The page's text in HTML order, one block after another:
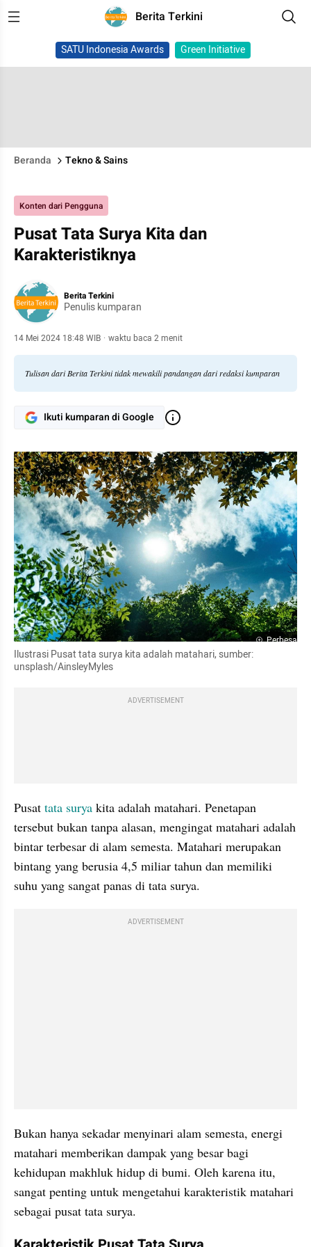
Berita Terkini
SATU Indonesia Awards Green Initiative
Beranda Tekno & Sains
Konten dari Pengguna
Pusat Tata Surya Kita dan
Karakteristiknya
Berita Terkini
Penulis kumparan
14 Mei 2024 18:48 WIB · waktu baca 2 menit
Tulisan dari Berita Terkini tidak mewakili pandangan dari redaksi kumparan
Ikuti kumparan di Google
Perbesar
Ilustrasi Pusat tata surya kita adalah matahari, sumber:
unsplash/AinsleyMyles
ADVERTISEMENT
Pusat tata surya kita adalah matahari. Penetapan
tersebut bukan tanpa alasan, mengingat matahari adalah
bintar terbesar di alam semesta. Matahari merupakan
bintang yang berusia 4,5 miliar tahun dan memiliki
suhu yang sangat panas di tata surya.
ADVERTISEMENT
Bukan hanya sekadar menyinari alam semesta, energi
matahari memberikan dampak yang besar bagi
kehidupan makhluk hidup di bumi. Oleh karena itu,
sangat penting untuk mengetahui karakteristik matahari
sebagai pusat tata surya.